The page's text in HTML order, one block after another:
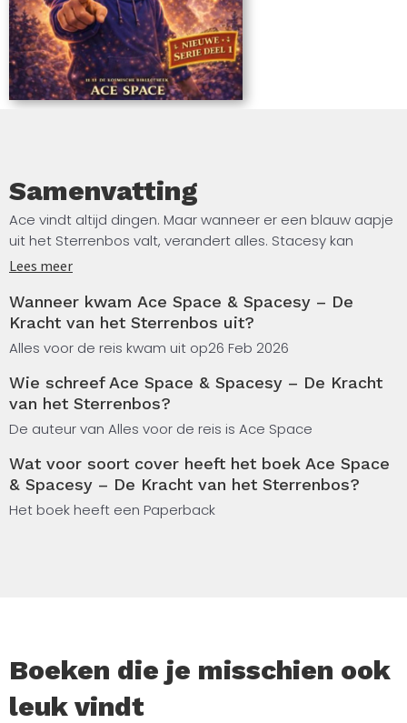
Samenvatting
Ace vindt altijd dingen. Maar wanneer er een blauw aapje
uit het Sterrenbos valt, verandert alles. Stacesy kan
transformeren in een kosmische gorilla, en samen
stoppen.
Lichtwezentjes verdwijnen en 11.11 De Kosmische
jongensboek vol fantasie, humor en kracht.
Lees meer
Wanneer kwam Ace Space & Spacesy – De
Kracht van het Sterrenbos uit?
Alles voor de reis kwam uit op26 Feb 2026
Wie schreef Ace Space & Spacesy – De Kracht
van het Sterrenbos?
De auteur van Alles voor de reis is Ace Space
Wat voor soort cover heeft het boek Ace Space
& Spacesy – De Kracht van het Sterrenbos?
Het boek heeft een Paperback
Boeken die je misschien ook
leuk vindt